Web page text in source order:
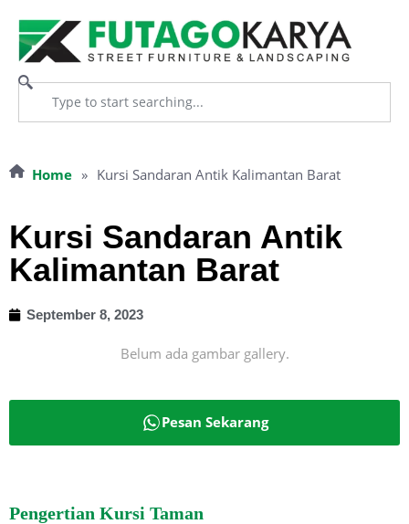
Home » Kursi Sandaran Antik Kalimantan Barat
Kursi Sandaran Antik
Kalimantan Barat
September 8, 2023
Belum ada gambar gallery.
Pesan Sekarang
Pengertian Kursi Taman